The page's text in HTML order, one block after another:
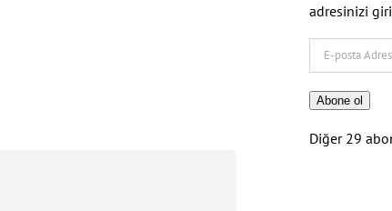
adresinizi
posta
Adresi
Abone ol
Diğer 29